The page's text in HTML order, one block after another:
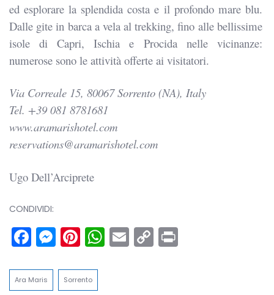
ed esplorare la splendida costa e il profondo mare blu.
Dalle gite in barca a vela al trekking, fino alle bellissime
isole di Capri, Ischia e Procida nelle vicinanze:
numerose sono le attività offerte ai visitatori.
Via Correale 15, 80067 Sorrento (NA), Italy
Tel. +39 081 8781681
www.aramarishotel.com
reservations@aramarishotel.com
Ugo Dell’Arciprete
CONDIVIDI:
Facebook
Messenger
Pinterest
WhatsApp
Email
Copy
Ara Maris Sorrento